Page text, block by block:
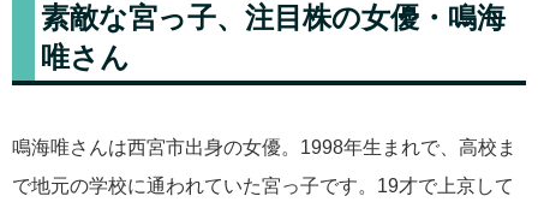
素敵な宮っ子、注目株の女優・鳴海
唯さん
鳴海唯さんは西宮市出身の女優。1998年生まれで、高校ま
で地元の学校に通われていた宮っ子です。19才で上京して